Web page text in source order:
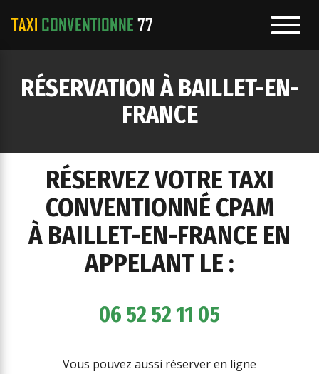
RÉSERVATION À BAILLET-EN-
FRANCE
RÉSERVEZ VOTRE TAXI
CONVENTIONNÉ CPAM
À BAILLET-EN-FRANCE EN
APPELANT LE :
06 52 52 11 05
Vous pouvez aussi réserver en ligne